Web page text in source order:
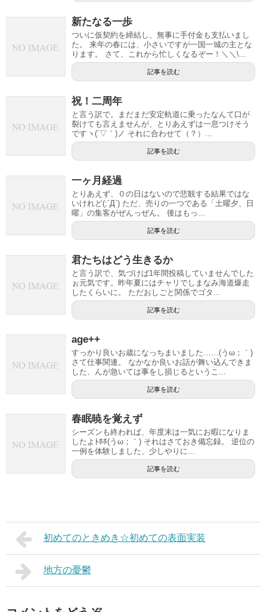
新たなる一歩
ついに仮契約を締結し、無事に手付金も支払いまし
た。 来年の春には、小さいですが一国一城の主とな
ります。 さて、これから忙しくなるぞー！＼＼\...
記事を読む
祝！二周年
と言う訳で。まだまだ安定軌道に乗ったなんて口が
裂けても言えませんが、とりあえずは一息つけそう
ですヽ(´▽｀)ノ それに合わせて（？）...
記事を読む
一ヶ月経過
とりあえず、０の日はないので悲観する結果ではな
いけれど(;´Д`) ただ、売りの一つである「土曜夕、日
曜」の集客がぜんっぜん。 後はもっ...
記事を読む
君たちはどう生きるか
と言う訳で、気づけば1年間投稿していませんでした
ぉ元気です。昨年夏にはチャリでしまなみ海道爆走
したくらいに。 ただおしごと関係でゴタ...
記事を読む
age++
すっかり良いお歳になっちまいました……(うω；｀)
さて仕事関連。 なかなか良いお話が舞い込んできま
した、んが急いては事をし損じるというこ...
記事を読む
春眠暁を覚えず
シーズンも終われば、年度末は一気にお暇になりま
したよﾄﾎﾎ(うω；｀) それはさておき備忘録。 逆位の
一例を体験しました、少しやりに...
記事を読む
初めてのときめき☆初めての表面実装
地方の憂鬱